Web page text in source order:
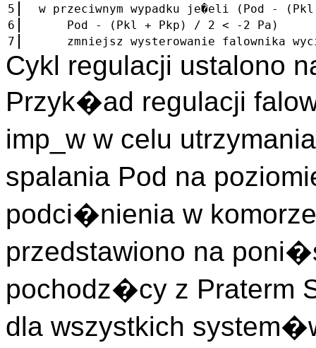
5
w przeciwnym wypadku je�eli (Pod -
6
Pod - (Pkl + Pkp) / 2 < -2 Pa)
7
zmniejsz wysterowanie falownika
Cykl regulacji ustalono
Przyk�ad regulacji
imp_w w celu
spalania Pod na
podci�nienia w
przedstawiono na
pochodz�cy z Praterm
dla wszystkich